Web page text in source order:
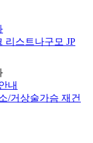
리스트나구모 JP
내
/거상술가슴 재건